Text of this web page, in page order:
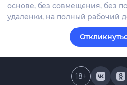
основе, без совмещения, без
удаленки, на полный рабочий
18+